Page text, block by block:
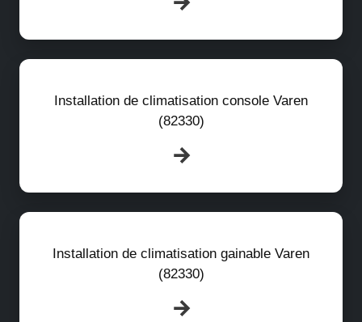
Installation de climatisation console Varen
(82330)
Installation de climatisation gainable Varen
(82330)